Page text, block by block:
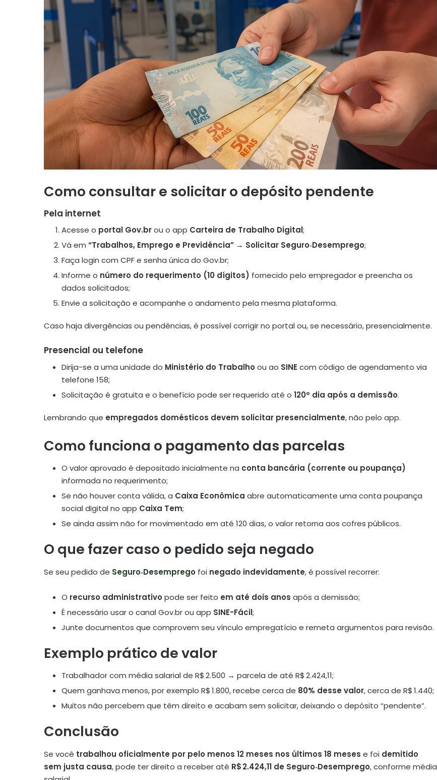
Como consultar e solicitar o depósito pendente
Pela internet
Acesse o portal Gov.brou o app Carteira de Trabalho Digital;
Vá em “Trabalhos, Emprego e Previdência” → Solicitar Seguro‑Desemprego;
Faça login com CPF e senha única do Gov.br;
Informe o número do requerimento (10 dígitos) fornecido pelo empregador e preencha os
dados solicitados;
Envie a solicitação e acompanhe o andamento pela mesma plataforma.
Caso haja divergências ou pendências, é possível corrigir no portal ou, se necessário, presencialmente.
Presencial ou telefone
Dirija-se a uma unidade do Ministério do Trabalho ou ao SINE com código de agendamento via
telefone 158;
Solicitação é gratuita e o benefício pode ser requerido até o 120º dia após a demissão.
Lembrando que empregados domésticos devem solicitar presencialmente, não pelo app.
Como funciona o pagamento das parcelas
O valor aprovado é depositado inicialmente na conta bancária (corrente ou poupança)
informada no requerimento;
Se não houver conta válida, a Caixa Econômica abre automaticamente uma conta poupança
social digital no app Caixa Tem;
Se ainda assim não for movimentado em até 120 dias, o valor retorna aos cofres públicos.
O que fazer caso o pedido seja negado
Se seu pedido de Seguro‑Desemprego foi negado indevidamente, é possível recorrer:
O recurso administrativo pode ser feito em até dois anos após a demissão;
É necessário usar o canal Gov.br ou app SINE-Fácil;
Junte documentos que comprovem seu vínculo empregatício e remeta argumentos para revisão.
Exemplo prático de valor
Trabalhador com média salarial de R$ 2.500 → parcela de até R$ 2.424,11;
Quem ganhava menos, por exemplo R$ 1.800, recebe cerca de 80% desse valor, cerca de R$ 1.440;
Muitos não percebem que têm direito e acabam sem solicitar, deixando o depósito “pendente”.
Conclusão
Se você trabalhou oficialmente por pelo menos 12 meses nos últimos 18 meses e foi demitido
sem justa causa, pode ter direito a receber até R$ 2.424,11 de Seguro‑Desemprego, conforme média